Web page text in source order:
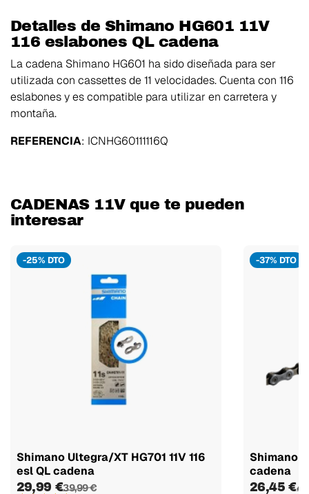
Detalles de Shimano HG601 11V
116 eslabones QL cadena
La cadena Shimano HG601 ha sido diseñada para ser
utilizada con cassettes de 11 velocidades. Cuenta con 116
eslabones y es compatible para utilizar en carretera y
montaña.
REFERENCIA: ICNHG60111116Q
CADENAS 11V que te pueden
interesar
-25% DTO
Shimano Ultegra/XT HG701 11V 116
esl QL cadena
29,99 €39,99 €
-37% DTO
Shimano
cadena
26,45 €